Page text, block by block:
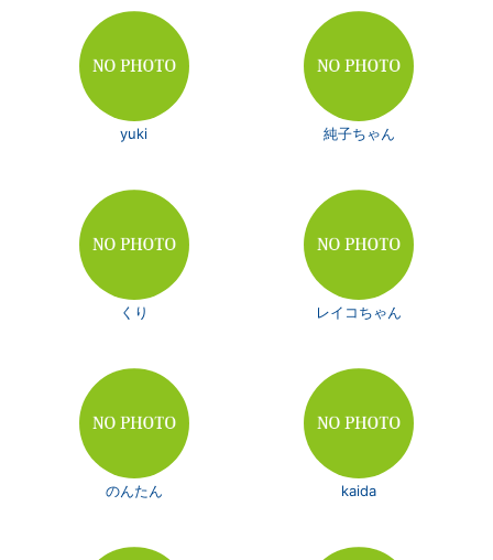
yuki 純子ちゃん
くり レイコちゃん
のんたん kaida